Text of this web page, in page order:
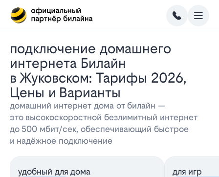
Подключение домашнего
интернета Билайн
в Жуковском: Тарифы 2026,
Цены и Варианты
домашний интернет дома от билайн —
это высокоскоростной безлимитный интернет
до 500 мбит/сек, обеспечивающий быстрое
и надёжное подключение
удобный для дома для игр